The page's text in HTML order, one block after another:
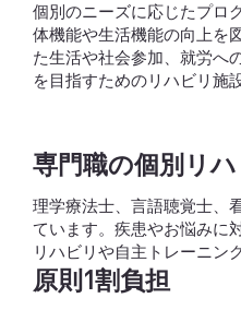
個別のニーズに応じたプロ
体機能や生活機能の向上を
た生活や社会参加、就労へ
を目指すためのリハビリ施
理学療法士、言語聴覚士、
ています。疾患やお悩みに
リハビリや自主トレーニン
​専門職の個別リハ
​原則1割負担